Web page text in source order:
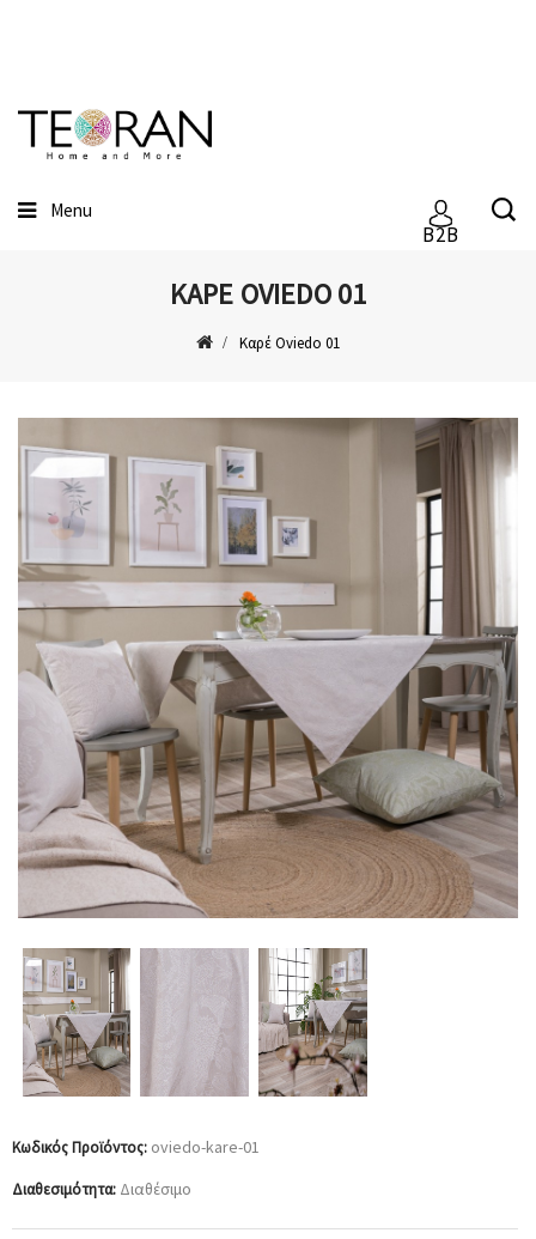
B2B
Menu
ΚΑΡΈ OVIEDO 01
Καρέ Oviedo 01
Κωδικός Προϊόντος: oviedo-kare-01
Διαθεσιμότητα: Διαθέσιμο